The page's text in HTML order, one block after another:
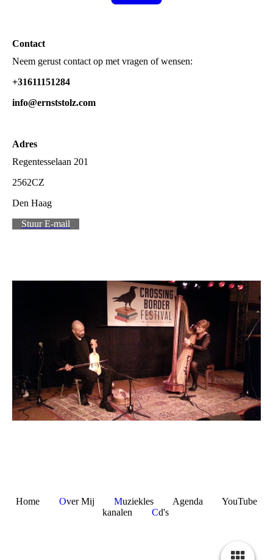
Contact
Neem gerust contact op met vragen of wensen:
+31611151284
info@ernststolz.com
Adres
Regentesselaan 201
2562CZ
Den Haag
Stuur E-mail
Home Over Mij Muziekles Agenda YouTube
kanalen Cd's